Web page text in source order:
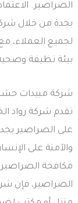
الصراصير.
بجدة من خلال
لجميع العملاء،
بيئة نظيفة
شركة مبيدات
تقدم شركة رواد
على الصراصير
والآمنة على
مكافحة
الصراصير، فإن